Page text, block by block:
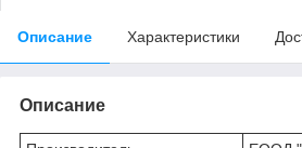
Описание Характеристики
Описание